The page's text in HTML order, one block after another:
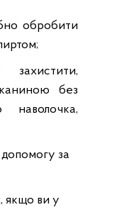
обробити
без
за
якщо ви у